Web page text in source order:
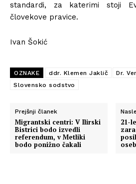
standardi, za katerimi stoji
človekove pravice.
Ivan Šokić
OZNAKE ddr. Klemen Jaklič
Dr.
Slovensko sodstvo
Prejšnji članek
Migrantski centri: V Ilirski
Bistrici bodo izvedli
referendum, v Metliki
bodo ponižno čakali
21-